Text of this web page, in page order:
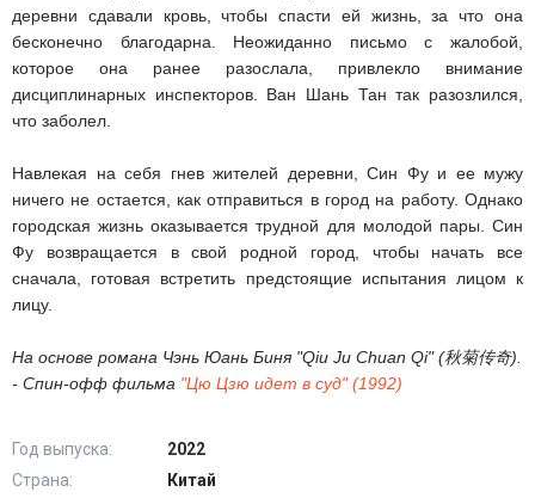
деревни сдавали кровь, чтобы спасти ей жизнь, за что она
бесконечно благодарна. Неожиданно письмо с жалобой,
которое она ранее разослала, привлекло внимание
дисциплинарных инспекторов. Ван Шань Тан так разозлился,
что заболел.
Навлекая на себя гнев жителей деревни, Син Фу и ее мужу
ничего не остается, как отправиться в город на работу. Однако
городская жизнь оказывается трудной для молодой пары. Син
Фу возвращается в свой родной город, чтобы начать все
сначала, готовая встретить предстоящие испытания лицом к
лицу.
На основе романа Чэнь Юань Биня "Qiu Ju Chuan Qi" (秋菊传奇).
- Спин-офф фильма "Цю Цзю идет в суд" (1992)
Год выпуска:
2022
Страна:
Китай